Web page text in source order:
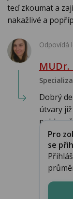
teď zkoumat a
nakažlivé a
Odpovídá
Dobrý
útvary
pohlavně
Pro
se